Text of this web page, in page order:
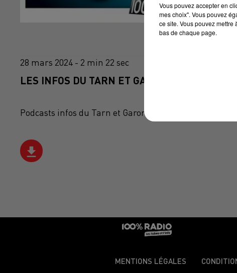
28 mars 2024 - 2 min 22 sec
LES INFOS DU TARN ET GARONNE DU 28/03/
Podcasts infos du Tarn et Garonne
MENTIONS LÉGALES
Vous pouvez accepter en
mes choix". Vous pouvez
ce site. Vous pouvez
bas de chaque page.